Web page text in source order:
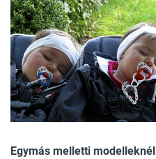
Egymás melletti modelleknél